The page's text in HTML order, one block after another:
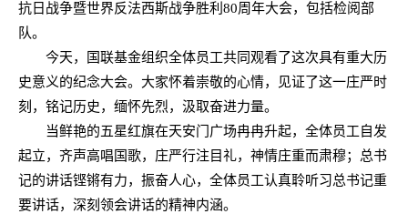
抗日战争暨世界反法西斯战争胜利80周年大会，包括检阅部
队。
今天，国联基金组织全体员工共同观看了这次具有重大历
史意义的纪念大会。大家怀着崇敬的心情，见证了这一庄严时
刻，铭记历史，缅怀先烈，汲取奋进力量。
当鲜艳的五星红旗在天安门广场冉冉升起，全体员工自发
起立，齐声高唱国歌，庄严行注目礼，神情庄重而肃穆；总书
记的讲话铿锵有力，振奋人心，全体员工认真聆听习总书记重
要讲话，深刻领会讲话的精神内涵。